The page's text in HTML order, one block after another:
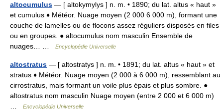
altocumulus — [ altokymylys ] n. m. • 1890; du lat. altus « haut »
et cumulus ♦ Météor. Nuage moyen (2 000 6 000 m), formant une
couche de lamelles ou de flocons assez réguliers disposés en files
ou en groupes. ● altocumulus nom masculin Ensemble de
nuages… …
Encyclopédie Universelle
altostratus — [ altostratys ] n. m. • 1891; du lat. altus « haut » et
stratus ♦ Météor. Nuage moyen (2 000 à 6 000 m), ressemblant au
cirrostratus, mais formant un voile plus épais et plus sombre. ●
altostratus nom masculin Nuage moyen (entre 2 000 et 6 000 m)
Encyclopédie Universelle